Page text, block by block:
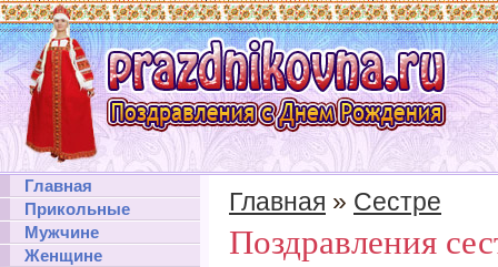
Главная
Прикольные
Мужчине
Женщине
Главная » Сестре
Поздравления